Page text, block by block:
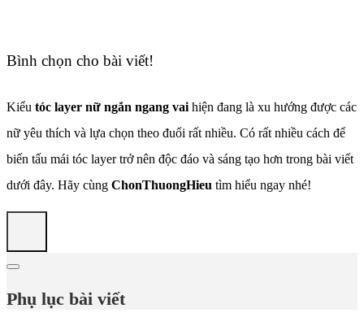
Bình chọn cho bài viết!
Kiểu tóc layer nữ ngắn ngang vai hiện đang là xu hướng được các
nữ yêu thích và lựa chọn theo đuổi rất nhiều. Có rất nhiều cách để
biến tấu mái tóc layer trở nên độc đáo và sáng tạo hơn trong bài viết
dưới đây. Hãy cùng ChonThuongHieu tìm hiểu ngay nhé!
Phụ lục bài viết